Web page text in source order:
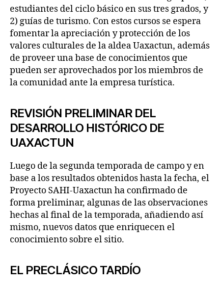
estudiantes del ciclo básico en sus tres grados, y
2) guías de turismo. Con estos cursos se espera
fomentar la apreciación y protección de los
valores culturales de la aldea Uaxactun, además
de proveer una base de conocimientos que
pueden ser aprovechados por los miembros de
la comunidad ante la empresa turística.
REVISIÓN PRELIMINAR DEL
DESARROLLO HISTÓRICO DE
UAXACTUN
Luego de la segunda temporada de campo y en
base a los resultados obtenidos hasta la fecha, el
Proyecto SAHI-Uaxactun ha confirmado de
forma preliminar, algunas de las observaciones
hechas al final de la temporada, añadiendo así
mismo, nuevos datos que enriquecen el
conocimiento sobre el sitio.
EL PRECLÁSICO TARDÍO